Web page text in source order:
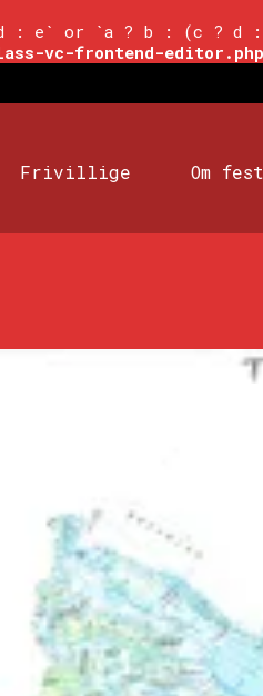
d : e` or `a ? b : (c ? d
vc-frontend-editor.php
Frivillige Om